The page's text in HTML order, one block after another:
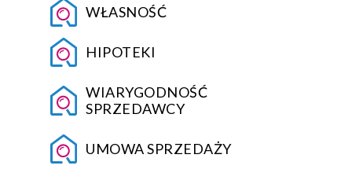
WŁASNOŚĆ
HIPOTEKI
WIARYGODNOŚĆ
SPRZEDAWCY
UMOWA SPRZEDAŻY